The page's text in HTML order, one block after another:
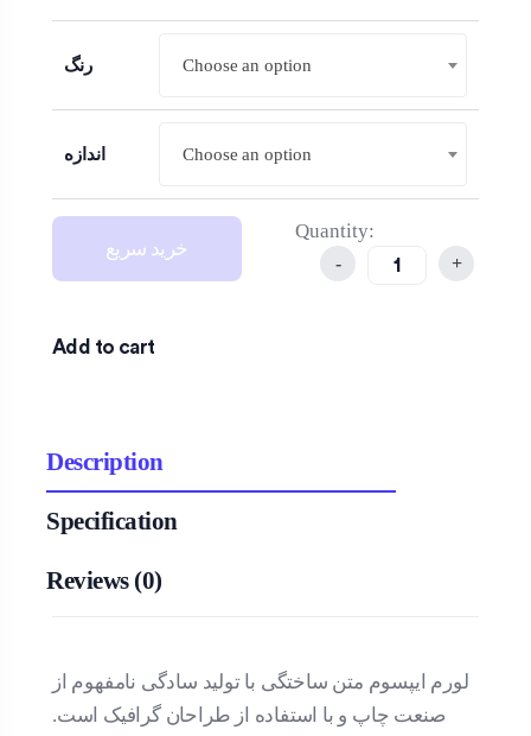
رنگ Choose an option
Choose an option
اندازه Choose an option
Choose an option
خرید سریع
Quantity:
- +
Add to cart
Description
Specification
Reviews (0)
لورم ایپسوم متن ساختگی با تولید سادگی نامفهوم از
صنعت چاپ و با استفاده از طراحان گرافیک است.